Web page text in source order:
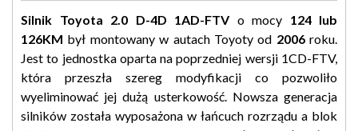
Silnik Toyota 2.0 D-4D 1AD-FTVo mocy 124 lub
126KM był montowany w autach Toyoty od 2006roku.
Jest to jednostka oparta na poprzedniej wersji 1CD-FTV,
która przeszła szereg modyfikacji co pozwoliło
wyeliminować jej dużą usterkowość. Nowsza generacja
silników została wyposażona w łańcuch rozrządu a blok